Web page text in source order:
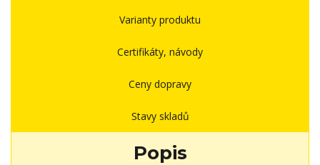
Varianty produktu
Certifikáty, návody
Ceny dopravy
Stavy skladů
Popis